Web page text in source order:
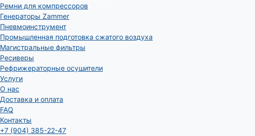
Ремни для компрессоров
Генераторы Zammer
Пневмоинструмент
Промышленная подготовка сжатого воздуха
Магистральные фильтры
Ресиверы
Рефрижераторные осушители
Услуги
О нас
Доставка и оплата
FAQ
Контакты
+7 (904) 385-22-47